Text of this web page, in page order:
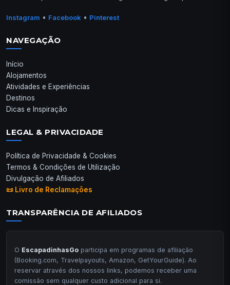
Instagram • Facebook • Pinterest
NAVEGAÇÃO
Início
Alojamentos
Atividades e Experiências
Destinos
Dicas e Inspiração
LEGAL & PRIVACIDADE
Política de Privacidade & Cookies
Termos & Condições de Utilização
Divulgação de Afiliados
📜 Livro de Reclamações
TRANSPARÊNCIA DE AFILIADOS
O EscapadinhasGo participa em programas de afiliação
(Booking.com, Travelpayouts, Amazon, GetYourGuide). Ao
reservar através dos nossos links, podemos receber uma
comissão sem qualquer custo adicional para si.